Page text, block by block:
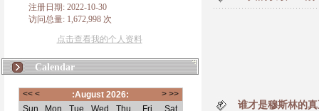
注册日期: 2022-10-30
访问总量: 1,672,998 次
点击查看我的个人资料
Calendar
谁才是穆斯林的